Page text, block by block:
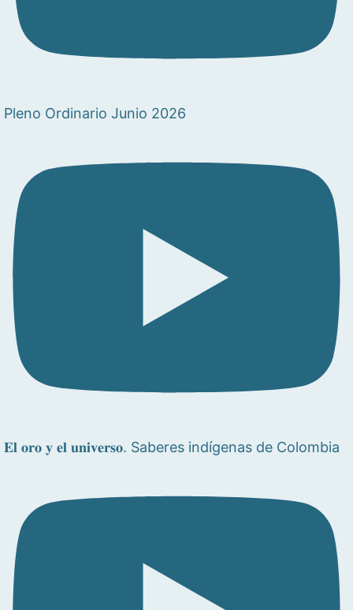
Pleno Ordinario Junio 2026
𝐄𝐥 𝐨𝐫𝐨 𝐲 𝐞𝐥 𝐮𝐧𝐢𝐯𝐞𝐫𝐬𝐨. Saberes indígenas de Colombia